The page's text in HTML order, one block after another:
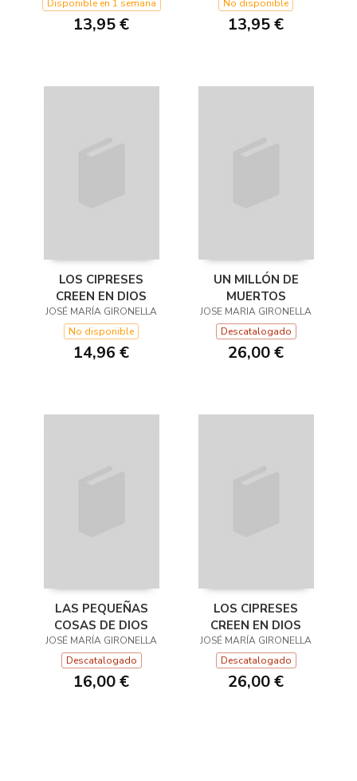
Disponible en 1 semana
13,95 €
No disponible
13,95 €
LOS CIPRESES
CREEN EN DIOS
JOSÉ MARÍA GIRONELLA
No disponible
14,96 €
UN MILLÓN DE
MUERTOS
JOSE MARIA GIRONELLA
Descatalogado
26,00 €
LAS PEQUEÑAS
COSAS DE DIOS
JOSÉ MARÍA GIRONELLA
Descatalogado
16,00 €
LOS CIPRESES
CREEN EN DIOS
JOSÉ MARÍA GIRONELLA
Descatalogado
26,00 €